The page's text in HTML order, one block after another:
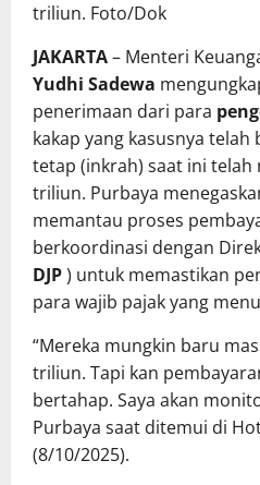
triliun. Foto/Dok
JAKARTA– Menteri
Yudhi Sadewa
penerimaan dari para
kakap yang kasusnya
tetap (inkrah) saat ini telah
triliun. Purbaya
memantau proses
berkoordinasi dengan
DJP) untuk memastikan
para wajib pajak yang
“Mereka mungkin baru
triliun. Tapi kan
bertahap. Saya akan
Purbaya saat ditemui di
(8/10/2025).